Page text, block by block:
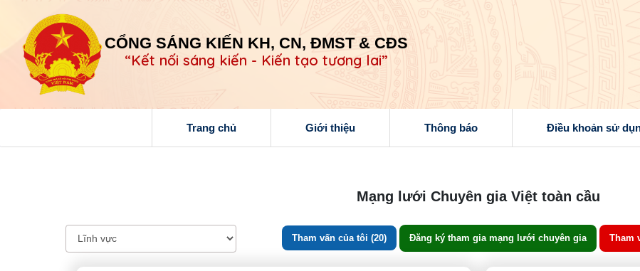
CỔNG SÁNG KIẾN KH, CN, ĐMST & CĐS
“Kết nối sáng kiến - Kiến tạo tương lai”
Trang chủ Giới thiệu Thông báo Điều khoản sử
Mạng lưới Chuyên gia Việt toàn cầu
Tham vấn của tôi (20) Đăng ký tham gia mạng lưới chuyên gia Tham